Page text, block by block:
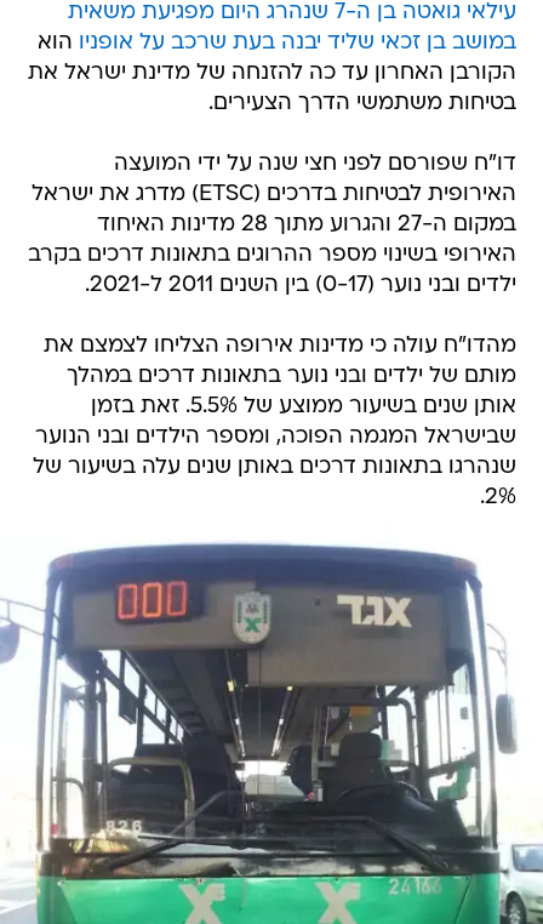
עילאי גואטה בן ה-7 שנהרג היום מפגיעת משאית
במושב בן זכאי שליד יבנה בעת שרכב על אופניו הוא
הקורבן האחרון עד כה להזנחה של מדינת ישראל את
בטיחות משתמשי הדרך הצעירים.
דו"ח שפורסם לפני חצי שנה על ידי המועצה
האירופית לבטיחות בדרכים (ETSC) מדרג את ישראל
במקום ה-27 והגרוע מתוך 28 מדינות האיחוד
האירופי בשינוי מספר ההרוגים בתאונות דרכים בקרב
ילדים ובני נוער (0-17) בין השנים 2011 ל-2021.
מהדו"ח עולה כי מדינות אירופה הצליחו לצמצם את
מותם של ילדים ובני נוער בתאונות דרכים במהלך
אותן שנים בשיעור ממוצע של 5.5%. זאת בזמן
שבישראל המגמה הפוכה, ומספר הילדים ובני הנוער
שנהרגו בתאונות דרכים באותן שנים עלה בשיעור של
2%.